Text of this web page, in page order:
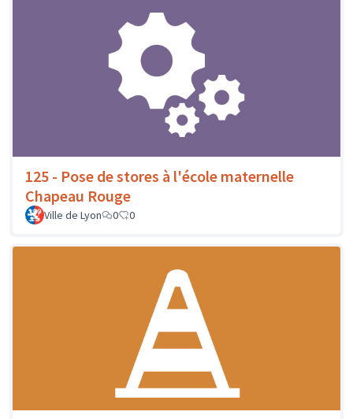
125 - Pose de stores à l'école maternelle
Chapeau Rouge
Ville de Lyon 0 0